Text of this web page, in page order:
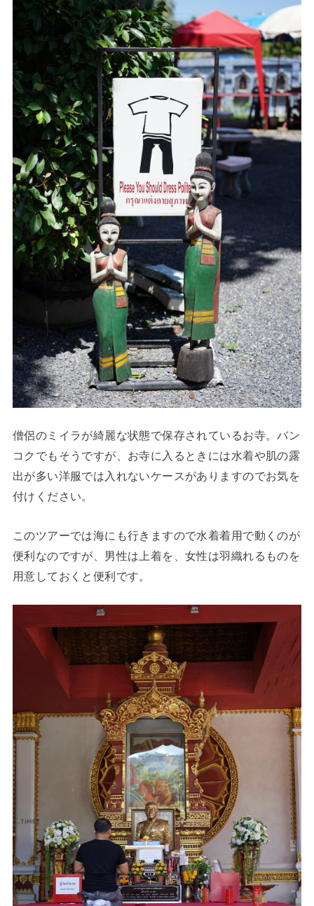
僧侶のミイラが綺麗な状態で保存されているお寺。バン
コクでもそうですが、お寺に入るときには水着や肌の露
出が多い洋服では入れないケースがありますのでお気を
付けください。
このツアーでは海にも行きますので水着着用で動くのが
便利なのですが、男性は上着を、女性は羽織れるものを
用意しておくと便利です。